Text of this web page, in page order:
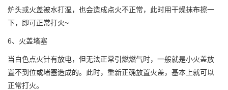
炉头或火盖被水打湿，也会造成点火不正常，此时用干燥抹布擦一
下，即可正常打火~
6、火盖堵塞
当白色点火针有放电，但无法正常引燃燃气时，一般就是小火盖放
置不到位或堵塞造成的。此时，重新正确放置火盖，基本上就可以
正常打火。